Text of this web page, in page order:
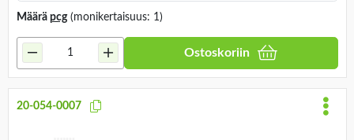
Määrä pcg(monikertaisuus: 1)
Ostoskoriin
20-054-0007